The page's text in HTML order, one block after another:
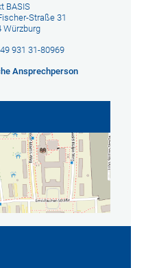
BASIS
Straße 31
Würzburg
931 31-80969
Ansprechperson